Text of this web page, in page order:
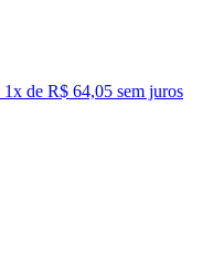
1x de R$ 64,05 sem juros